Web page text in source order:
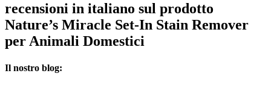
recensioni in italiano sul prodotto
Nature’s Miracle Set-In Stain Remover
per Animali Domestici
Il nostro blog: